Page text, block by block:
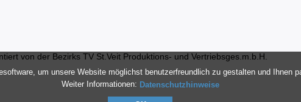
um unsere Website möglichst benutzerfreundlich zu gestalten und Ihnen
Weiter Informationen: Datenschutzhinweise
von der Bezirks TV St.Veit Produktions- und Vertriebsges.m.b.H.